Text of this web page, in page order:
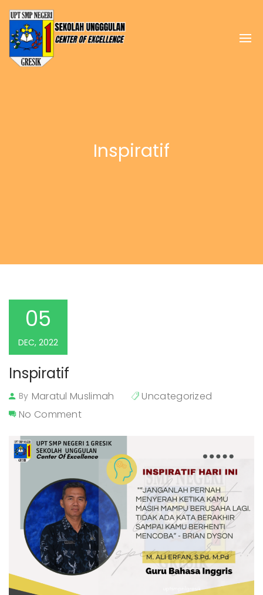
Inspiratif
Inspiratif
By Maratul Muslimah
Uncategorized
No Comment
05
DEC, 2022